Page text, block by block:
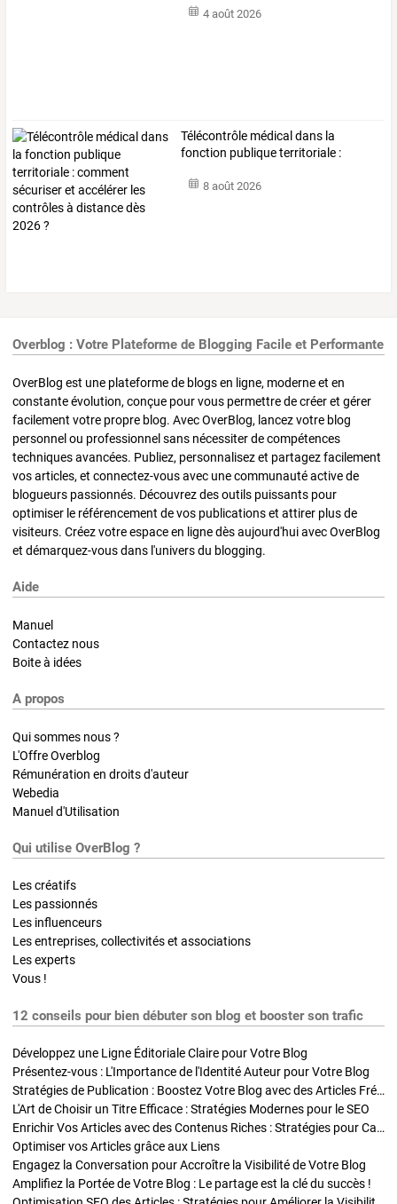
4 août 2026
Télécontrôle médical dans la
fonction publiqueterritoriale :
8 août 2026
Overblog : Votre Plateforme de Blogging Facile et Performante
OverBlog est une plateforme de blogs en ligne, moderne et en
constante évolution, conçue pour vous permettre de créer et gérer
facilement votre propre blog. Avec OverBlog, lancez votre blog
personnel ou professionnel sans nécessiter de compétences
techniques avancées. Publiez, personnalisez et partagez facilement
vos articles, et connectez-vous avec une communauté active de
blogueurs passionnés. Découvrez des outils puissants pour
optimiser le référencement de vos publications et attirer plus de
visiteurs. Créez votre espace en ligne dès aujourd'hui avec OverBlog
et démarquez-vous dans l'univers du blogging.
Aide
Manuel
Contactez nous
Boite à idées
A propos
Qui sommes nous ?
L'Offre Overblog
Rémunération en droits d'auteur
Webedia
Manuel d'Utilisation
Qui utilise OverBlog ?
Les créatifs
Les passionnés
Les influenceurs
Les entreprises, collectivités et associations
Les experts
Vous !
12 conseils pour bien débuter son blog et booster son trafic
Développez une Ligne Éditoriale Claire pour Votre Blog
Présentez-vous : L'Importance de l'Identité Auteur pour Votre Blog
Stratégies de Publication : Boostez Votre Blog avec des Articles Fréquents et Exclusifs
L'Art de Choisir un Titre Efficace : Stratégies Modernes pour le SEO
Enrichir Vos Articles avec des Contenus Riches : Stratégies pour Captiver et Optimiser
Optimiser vos Articles grâce aux Liens
Engagez la Conversation pour Accroître la Visibilité de Votre Blog
Amplifiez la Portée de Votre Blog : Le partage est la clé du succès !